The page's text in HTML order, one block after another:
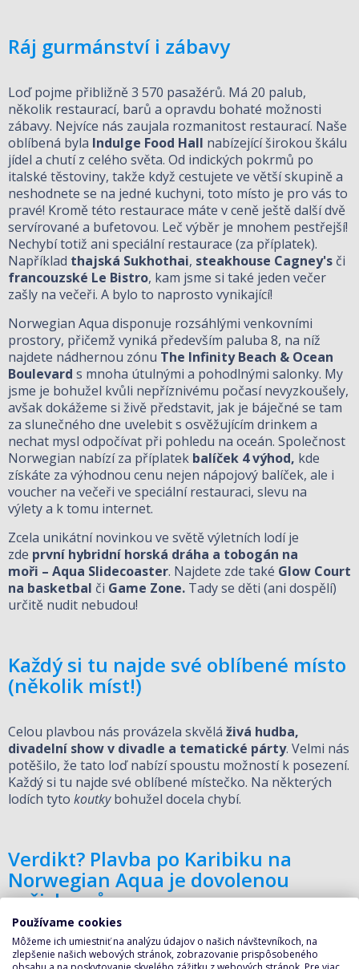
Ráj gurmánství i zábavy
Loď pojme přibližně 3 570 pasažérů. Má 20 palub,
několik restaurací, barů a opravdu bohaté možnosti
zábavy. Nejvíce nás zaujala rozmanitost restaurací. Naše
oblíbená byla Indulge Food Hall nabízející širokou škálu
jídel a chutí z celého světa. Od indických pokrmů po
italské těstoviny, takže když cestujete ve větší skupině a
neshodnete se na jedné kuchyni, toto místo je pro vás to
pravé! Kromě této restaurace máte v ceně ještě další dvě
servírované a bufetovou. Leč výběr je mnohem pestřejší!
Nechybí totiž ani speciální restaurace (za příplatek).
Například thajská Sukhothai, steakhouse Cagney's či
francouzské Le Bistro, kam jsme si také jeden večer
zašly na večeři. A bylo to naprosto vynikající!
Norwegian Aqua disponuje rozsáhlými venkovními
prostory, přičemž vyniká především paluba 8, na níž
najdete nádhernou zónu The Infinity Beach & Ocean
Boulevard s mnoha útulnými a pohodlnými salonky. My
jsme je bohužel kvůli nepříznivému počasí nevyzkoušely,
avšak dokážeme si živě představit, jak je báječné se tam
za slunečného dne uvelebit s osvěžujícím drinkem a
nechat mysl odpočívat při pohledu na oceán. Společnost
Norwegian nabízí za příplatek balíček 4 výhod, kde
získáte za výhodnou cenu nejen nápojový balíček, ale i
voucher na večeři ve speciální restauraci, slevu na
výlety a k tomu internet.
Zcela unikátní novinkou ve světě výletních lodí je
zde první hybridní horská dráha a tobogán na
moři –⁠⁠⁠⁠⁠⁠ Aqua Slidecoaster. Najdete zde také Glow Court
na basketbal či Game Zone. Tady se děti (ani dospělí)
určitě nudit nebudou!
Každý si tu najde své oblíbené místo
(několik míst!)
Celou plavbou nás provázela skvělá živá hudba,
divadelní show v divadle a tematické párty. Velmi nás
potěšilo, že tato loď nabízí spoustu možností k posezení.
Každý si tu najde své oblíbené místečko. Na některých
lodích tyto koutkybohužel docela chybí.
Verdikt? Plavba po Karibiku na
Norwegian Aqua je dovolenou
vašich snů
Obě této lodidáváme palce nahorua všemi deseti (tedy
nejen palci :-))doporučujeme. Pokud byste chtěli také
Používame cookies
Môžeme ich umiestniť na analýzu údajov o našich návštevníkoch, na
zlepšenie našich webových stránok, zobrazovanie prispôsobeného